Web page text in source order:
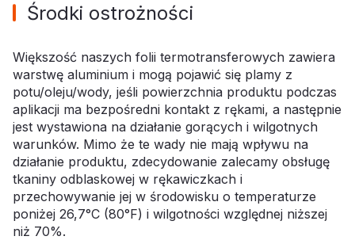
Środki ostrożności
Większość naszych folii termotransferowych zawiera
warstwę aluminium i mogą pojawić się plamy z
potu/oleju/wody, jeśli powierzchnia produktu podczas
aplikacji ma bezpośredni kontakt z rękami, a następnie
jest wystawiona na działanie gorących i wilgotnych
warunków. Mimo że te wady nie mają wpływu na
działanie produktu, zdecydowanie zalecamy obsługę
tkaniny odblaskowej w rękawiczkach i
przechowywanie jej w środowisku o temperaturze
poniżej 26,7°C (80°F) i wilgotności względnej niższej
niż 70%.